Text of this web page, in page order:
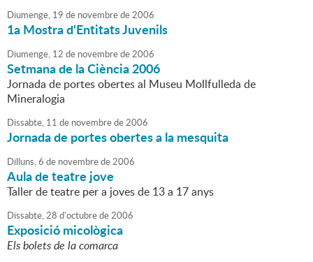
Diumenge, 19 de novembrede2006
1a Mostra d'Entitats Juvenils
Diumenge, 12 de novembrede2006
Setmana de la Ciència 2006
Jornada de portes obertes al Museu Mollfulleda de
Mineralogia
Dissabte, 11 de novembrede2006
Jornada de portes obertes a la mesquita
Dilluns,6 de novembrede2006
Aula de teatre jove
Taller de teatre per a joves de 13 a 17 anys
Dissabte,28 d'octubrede2006
Exposició micològica
Els bolets de la comarca